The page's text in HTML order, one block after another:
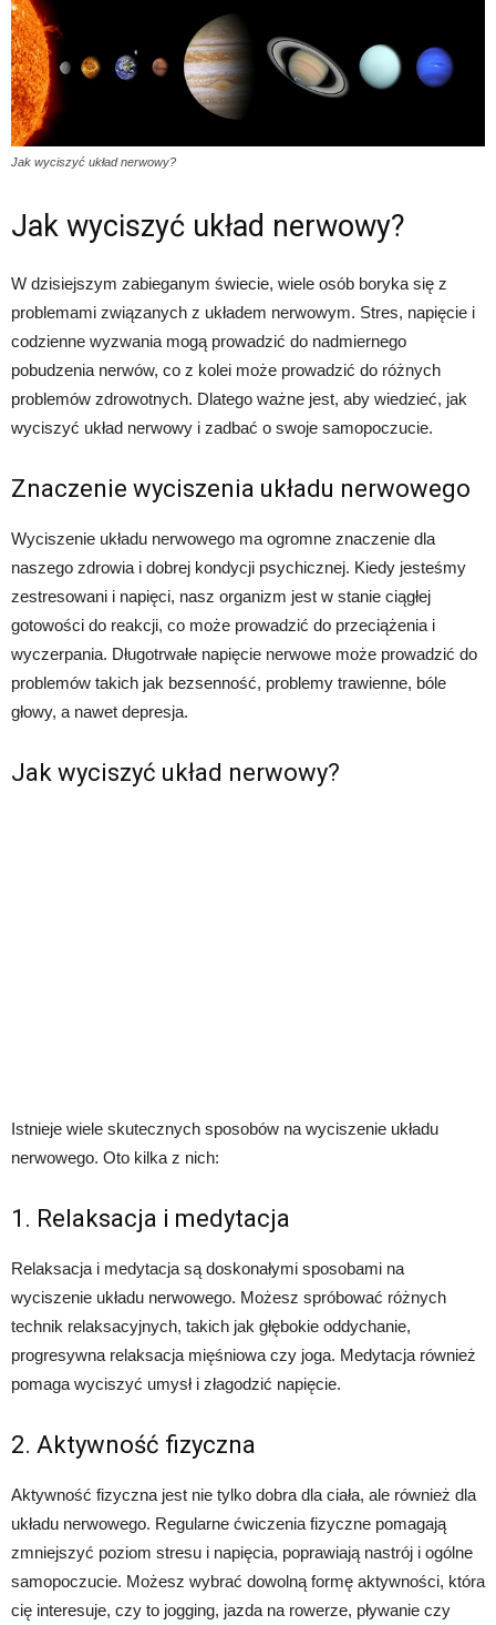
Jak wyciszyć układ nerwowy?
Jak wyciszyć układ nerwowy?
W dzisiejszym zabieganym świecie, wiele osób boryka się z
problemami związanych z układem nerwowym. Stres, napięcie i
codzienne wyzwania mogą prowadzić do nadmiernego
pobudzenia nerwów, co z kolei może prowadzić do różnych
problemów zdrowotnych. Dlatego ważne jest, aby wiedzieć, jak
wyciszyć układ nerwowy i zadbać o swoje samopoczucie.
Znaczenie wyciszenia układu nerwowego
Wyciszenie układu nerwowego ma ogromne znaczenie dla
naszego zdrowia i dobrej kondycji psychicznej. Kiedy jesteśmy
zestresowani i napięci, nasz organizm jest w stanie ciągłej
gotowości do reakcji, co może prowadzić do przeciążenia i
wyczerpania. Długotrwałe napięcie nerwowe może prowadzić do
problemów takich jak bezsenność, problemy trawienne, bóle
głowy, a nawet depresja.
Jak wyciszyć układ nerwowy?
Istnieje wiele skutecznych sposobów na wyciszenie układu
nerwowego. Oto kilka z nich:
1. Relaksacja i medytacja
Relaksacja i medytacja są doskonałymi sposobami na
wyciszenie układu nerwowego. Możesz spróbować różnych
technik relaksacyjnych, takich jak głębokie oddychanie,
progresywna relaksacja mięśniowa czy joga. Medytacja również
pomaga wyciszyć umysł i złagodzić napięcie.
2. Aktywność fizyczna
Aktywność fizyczna jest nie tylko dobra dla ciała, ale również dla
układu nerwowego. Regularne ćwiczenia fizyczne pomagają
zmniejszyć poziom stresu i napięcia, poprawiają nastrój i ogólne
samopoczucie. Możesz wybrać dowolną formę aktywności, która
cię interesuje, czy to jogging, jazda na rowerze, pływanie czy